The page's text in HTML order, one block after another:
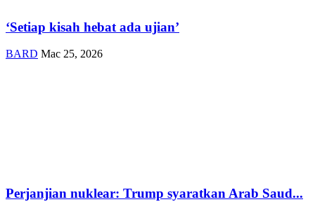
‘Setiap kisah hebat ada ujian’
BARD Mac 25, 2026
Perjanjian nuklear: Trump syaratkan Arab Saud...